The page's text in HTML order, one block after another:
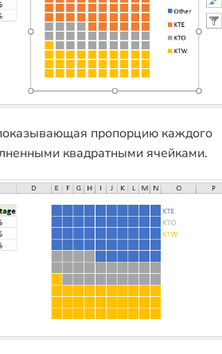
пропорцию каждого
квадратными ячейками.